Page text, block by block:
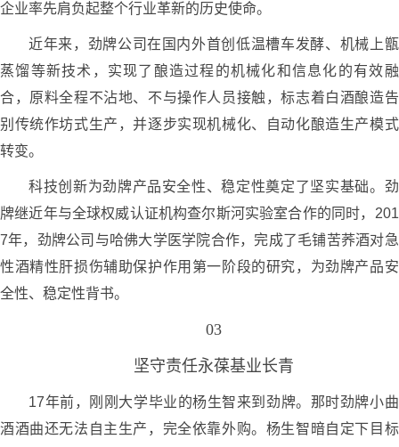
企业率先肩负起整个行业革新的历史使命。
近年来，劲牌公司在国内外首创低温槽车发酵、机械上甑
蒸馏等新技术，实现了酿造过程的机械化和信息化的有效融
合，原料全程不沾地、不与操作人员接触，标志着白酒酿造告
别传统作坊式生产，并逐步实现机械化、自动化酿造生产模式
转变。
科技创新为劲牌产品安全性、稳定性奠定了坚实基础。劲
牌继近年与全球权威认证机构查尔斯河实验室合作的同时，201
7年，劲牌公司与哈佛大学医学院合作，完成了毛铺苦荞酒对急
性酒精性肝损伤辅助保护作用第一阶段的研究，为劲牌产品安
全性、稳定性背书。
03
坚守责任永葆基业长青
17年前，刚刚大学毕业的杨生智来到劲牌。那时劲牌小曲
酒酒曲还无法自主生产，完全依靠外购。杨生智暗自定下目标